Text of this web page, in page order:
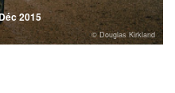
2015
© Douglas Kirkland